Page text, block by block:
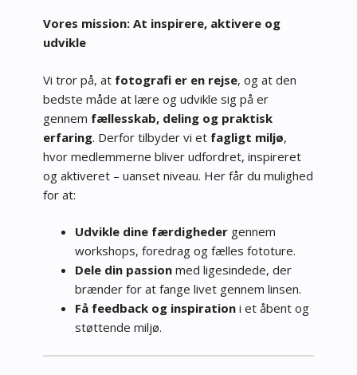
Vores mission: At inspirere, aktivere og
udvikle
Vi tror på, at fotografi er en rejse, og at den
bedste måde at lære og udvikle sig på er
gennem fællesskab, deling og praktisk
erfaring. Derfor tilbyder vi et fagligt miljø,
hvor medlemmerne bliver udfordret, inspireret
og aktiveret – uanset niveau. Her får du mulighed
for at:
Udvikle dine færdigheder gennem
workshops, foredrag og fælles fototure.
Dele din passion med ligesindede, der
brænder for at fange livet gennem linsen.
Få feedback og inspiration i et åbent og
støttende miljø.